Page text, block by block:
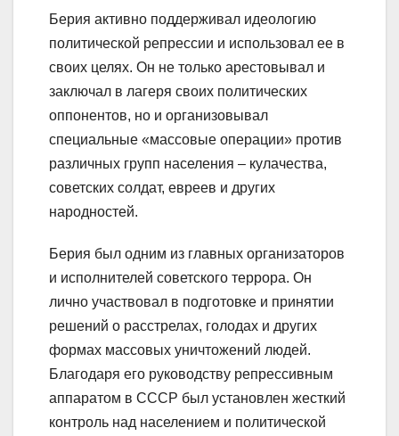
Берия активно поддерживал идеологию
политической репрессии и использовал ее в
своих целях. Он не только арестовывал и
заключал в лагеря своих политических
оппонентов, но и организовывал
специальные «массовые операции» против
различных групп населения – кулачества,
советских солдат, евреев и других
народностей.
Берия был одним из главных организаторов
и исполнителей советского террора. Он
лично участвовал в подготовке и принятии
решений о расстрелах, голодах и других
формах массовых уничтожений людей.
Благодаря его руководству репрессивным
аппаратом в СССР был установлен жесткий
контроль над населением и политической